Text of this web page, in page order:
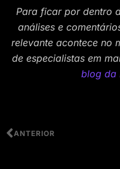
Para ficar por dentro
análises e
relevante acontece no
de especialistas em
blog da
ANTERIOR